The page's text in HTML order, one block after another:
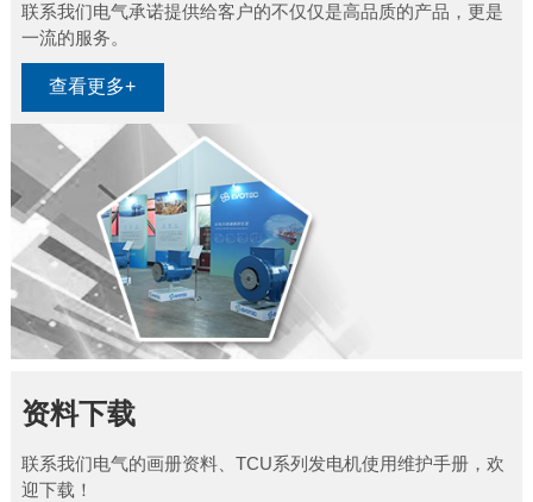
联系我们电气承诺提供给客户的不仅仅是高品质的产品，更是
一流的服务。
查看更多+
资料下载
联系我们电气的画册资料、TCU系列发电机使用维护手册，欢
迎下载！